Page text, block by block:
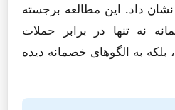
داد. این مطالعه برجسته
نه تنها در برابر حملات
به الگوهای خصمانه دیده